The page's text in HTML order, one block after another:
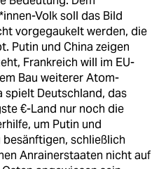
Volk soll das Bild
vorgegaukelt werden, die
Putin und China zeigen
Frankreich will im EU-
Bau weiterer Atom-
spielt Deutschland, das
€-Land nur noch die
um Putin und
besänftigen, schließlich
Anrainerstaaten nicht auf